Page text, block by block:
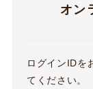
オン
ログインIDを
てください。